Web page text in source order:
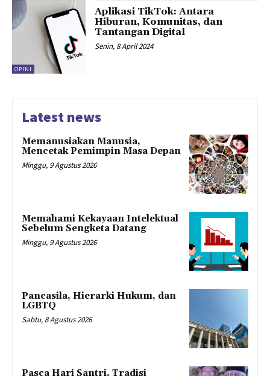
OPINI
Aplikasi TikTok: Antara
Hiburan, Komunitas, dan
Tantangan Digital
Senin, 8 April 2024
Latest news
Memanusiakan Manusia,
Mencetak Pemimpin Masa Depan
Minggu, 9 Agustus 2026
Memahami Kekayaan Intelektual
Sebelum Sengketa Datang
Minggu, 9 Agustus 2026
Pancasila, Hierarki Hukum, dan
LGBTQ
Sabtu, 8 Agustus 2026
Pasca Hari Santri, Tradisi